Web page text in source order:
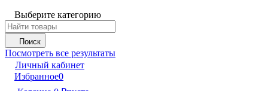
Выберите категорию
Поиск
Посмотреть все результаты
Личный кабинет
Избранное0